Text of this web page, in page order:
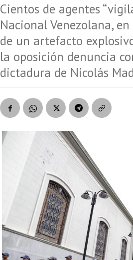
Cientos de agentes
Nacional Venezolana,
de un artefacto
la oposición denuncia
dictadura de Nicolás